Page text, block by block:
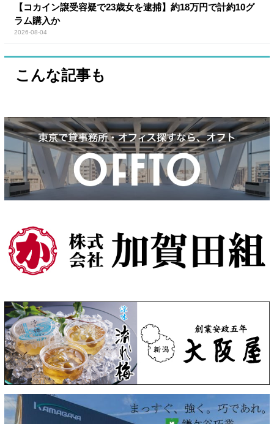
【コカイン譲受容疑で23歳女を逮捕】約18万円で計約10グ
ラム購入か
2026-08-04
こんな記事も